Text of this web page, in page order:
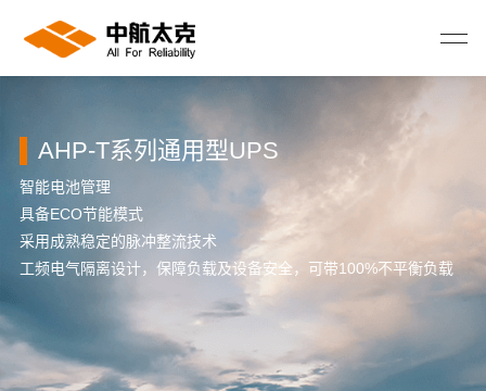
AHP-T系列通用型UPS
智能电池管理
具备ECO节能模式
采用成熟稳定的脉冲整流技术
工频电气隔离设计，保障负载及设备安全，可带100%不平衡负载